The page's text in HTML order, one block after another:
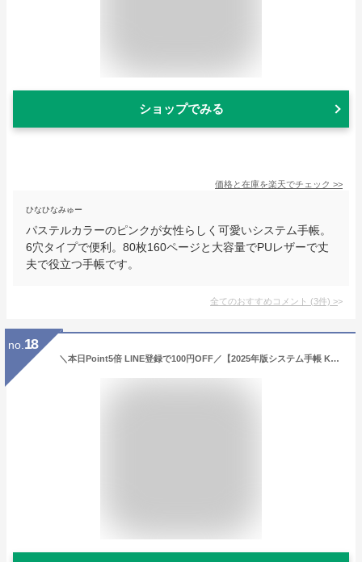
ショップでみる
価格と在庫を楽天でチェック >>
ひなひなみゅー
パステルカラーのピンクが女性らしく可愛いシステム手帳。
6穴タイプで便利。80枚160ページと大容量でPUレザーで丈
夫で役立つ手帳です。
全てのおすすめコメント (3件) >
no. 18
＼本日Point5倍 LINE登録で100円OFF／【2025年版システム手帳 Keyword】キーワード ポケット ミニ6穴 リング径15mm 6穴 トレンド ホックベルトタイプ 2025年リフィル付 3色 かわいい 女性